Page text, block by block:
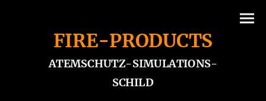
FIRE-PRODUCTS
ATEMSCHUTZ-SIMULATIONS-
SCHILD